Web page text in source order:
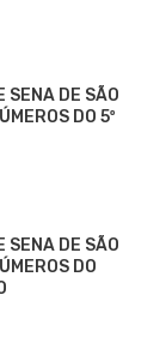
SENA DE SÃO
DO 5º
SENA DE SÃO
DO